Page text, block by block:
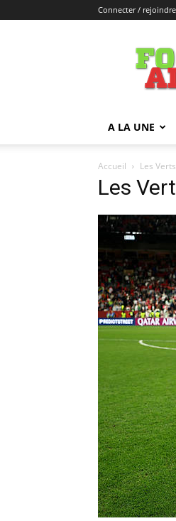
Connecter / rejoindre
A LA UNE
Accueil Les
Les